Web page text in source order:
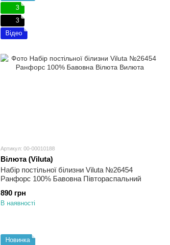
3
3
Відео
Артикул: 00-00010188
Вілюта (Viluta)
Набір постільної білизни Viluta №26454
Ранфорс 100% Бавовна Півтораспальний
890 грн
В наявності
Новинка